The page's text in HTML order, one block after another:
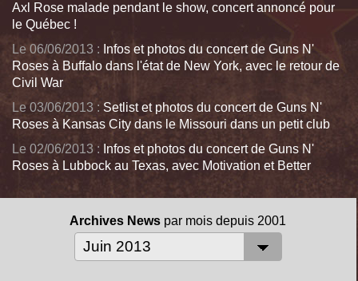
Axl Rose malade pendant le show, concert annoncé pour
le Québec !
Le 06/06/2013 : Infos et photos du concert de Guns N'
Roses à Buffalo dans l'état de New York, avec le retour de
Civil War
Le 03/06/2013 : Setlist et photos du concert de Guns N'
Roses à Kansas City dans le Missouri dans un petit club
Le 02/06/2013 : Infos et photos du concert de Guns N'
Roses à Lubbock au Texas, avec Motivation et Better
Archives News par mois depuis 2001